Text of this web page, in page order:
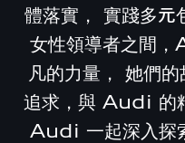
體落實， 實踐多元
女性領導者之間
凡的力量， 她們
追求，與 Audi 的
Audi 一起深入探